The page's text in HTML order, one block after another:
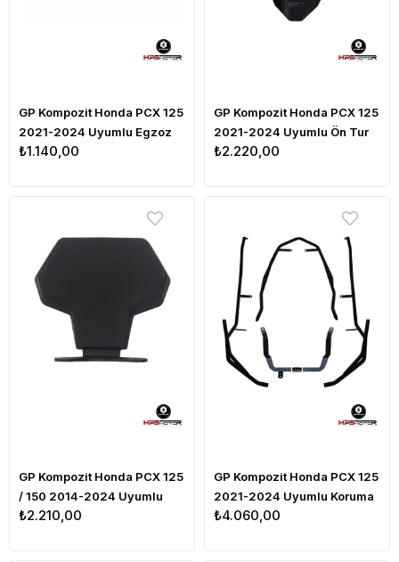
GP Kompozit Honda PCX 125
2021-2024 Uyumlu Egzoz
Koruma Demiri Siyah
₺1.140,00
GP Kompozit Honda PCX 125
2021-2024 Uyumlu Ön Tur
Camı Füme 79cm
₺2.220,00
GP Kompozit Honda PCX 125
/ 150 2014-2024 Uyumlu
Sissy Bar Siyah
₺2.210,00
GP Kompozit Honda PCX 125
2021-2024 Uyumlu Koruma
Demiri Siyah
₺4.060,00